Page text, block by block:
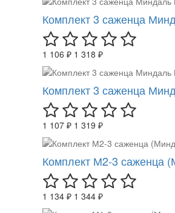
Комплект 3 саженца
1 106 ₽ 1 318 ₽
Комплект 3 саженца
1 107 ₽ 1 319 ₽
Комплект М2-3 саженца
1 134 ₽ 1 344 ₽